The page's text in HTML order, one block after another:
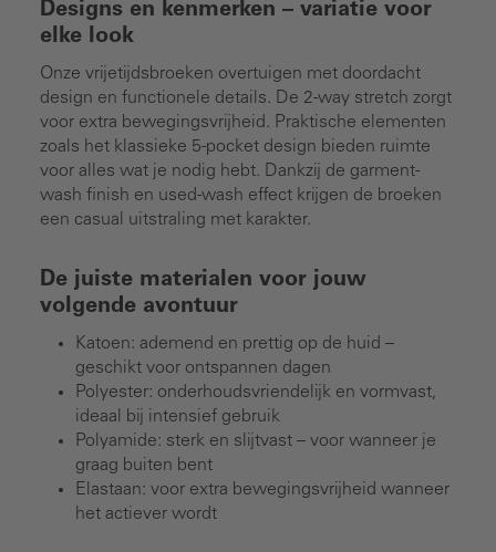
Designs en kenmerken – variatie voor
elke look
Onze vrijetijdsbroeken overtuigen met doordacht
design en functionele details. De 2-way stretch zorgt
voor extra bewegingsvrijheid. Praktische elementen
zoals het klassieke 5-pocket design bieden ruimte
voor alles wat je nodig hebt. Dankzij de garment-
wash finish en used-wash effect krijgen de broeken
een casual uitstraling met karakter.
De juiste materialen voor jouw
volgende avontuur
Katoen: ademend en prettig op de huid –
geschikt voor ontspannen dagen
Polyester: onderhoudsvriendelijk en vormvast,
ideaal bij intensief gebruik
Polyamide: sterk en slijtvast – voor wanneer je
graag buiten bent
Elastaan: voor extra bewegingsvrijheid wanneer
het actiever wordt